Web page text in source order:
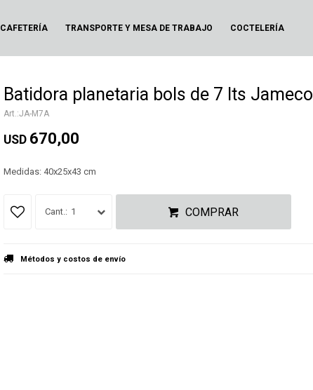
CAFETERÍA TRANSPORTE Y MESA DE TRABAJO COCTELERÍA
Batidora planetaria bols de 7 lts Jameco
JA-M7A
USD 670,00
Medidas: 40x25x43 cm
1 COMPRAR
Métodos y costos de envío